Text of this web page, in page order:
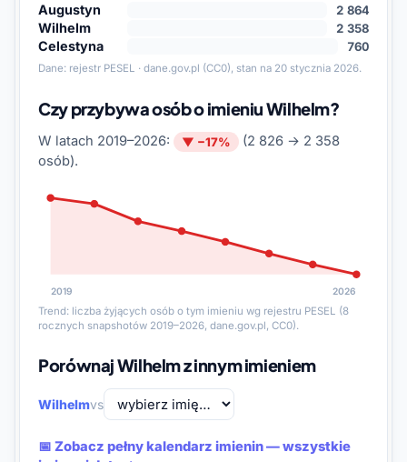
Augustyn 2 864
Wilhelm 2 358
Celestyna 760
Dane: rejestr PESEL · dane.gov.pl (CC0), stan na 20 stycznia 2026.
Czy przybywa osób o imieniu Wilhelm?
W latach 2019–2026: ▼ −17% (2 826 → 2 358
osób).
2019 2026
Trend: liczba żyjących osób o tym imieniu wg rejestru PESEL (8
rocznych snapshotów 2019–2026, dane.gov.pl, CC0).
Porównaj Wilhelm z innym imieniem
Wilhelmvs
📅 Zobacz pełny kalendarz imienin — wszystkie